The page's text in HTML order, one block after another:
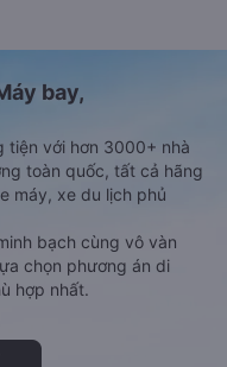
bay,
tiện với hơn 3000+ nhà
toàn quốc, tất cả hãng
máy, xe du lịch phủ
bạch cùng vô vàn
chọn phương án di
hợp nhất.